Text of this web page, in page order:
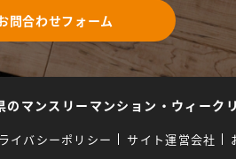
問合わせフォーム
のマンスリーマンション・ウィーク
イバシーポリシー サイト運営会社